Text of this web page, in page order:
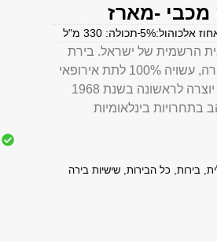
מכבי -מארז
אלכוהול:5% תכולה: 330 מ"ל
הרשמית של ישראל. בירת
לאגר ישראלית בהירה, עשויה 100% לתת אירופאי
משובח.בירה מכבי יוצרה לראשונה בשנת 1968
זהב בתחרויות בינלאומיות
,בירות, כל הבירות,שישיות בירה